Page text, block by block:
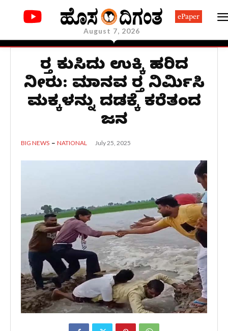
August 7, 2026
ePaper
ರಸ್ತೆ ಕುಸಿದು ಉಕ್ಕಿ ಹರಿದ
ನೀರು: ಮಾನವ ರಸ್ತೆ ನಿರ್ಮಿಸಿ
ಮಕ್ಕಳನ್ನು ದಡಕ್ಕೆ ಕರೆತಂದ
ಜನ
BIG NEWS NATIONAL July 25, 2025